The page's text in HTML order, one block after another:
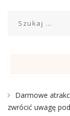
Darmowe
zwrócić uwagę